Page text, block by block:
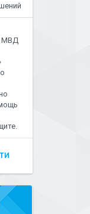
МВД